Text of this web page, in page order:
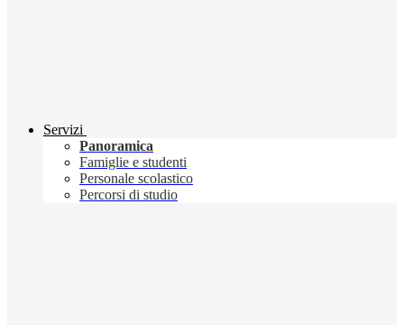
Servizi
Panoramica
Famiglie e studenti
Personale scolastico
Percorsi di studio